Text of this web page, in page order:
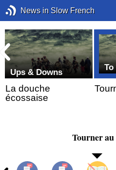
News in Slow French
Ups & Downs
La douche
écossaise
Tourner